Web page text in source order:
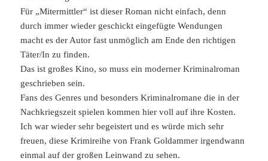
Für „Mitermittler“ ist dieser Roman nicht einfach, denn
durch immer wieder geschickt eingefügte Wendungen
macht es der Autor fast unmöglich am Ende den richtigen
Täter/In zu finden.
Das ist großes Kino, so muss ein moderner Kriminalroman
geschrieben sein.
Fans des Genres und besonders Kriminalromane die in der
Nachkriegszeit spielen kommen hier voll auf ihre Kosten.
Ich war wieder sehr begeistert und es würde mich sehr
freuen, diese Krimireihe von Frank Goldammer irgendwann
einmal auf der großen Leinwand zu sehen.